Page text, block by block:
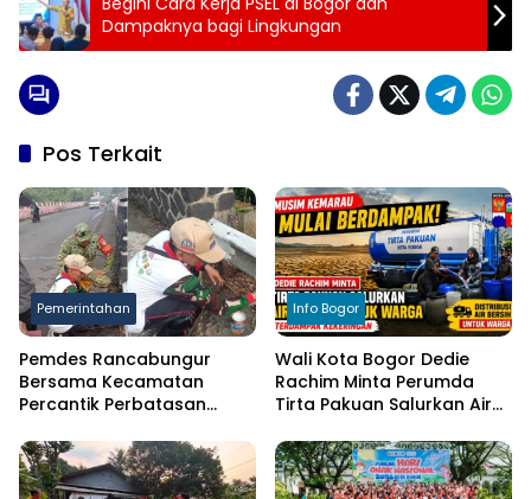
Dampaknya bagi Lingkungan
Pos Terkait
Pemerintahan
Pemdes Rancabungur
Bersama Kecamatan
Percantik Perbatasan
Putih Sambut HUT RI ke-81
Info Bogor
Wali Kota Bogor Dedie
Rachim Minta Perumda
Tirta Pakuan Salurkan Air
Terdampak Kekeringan